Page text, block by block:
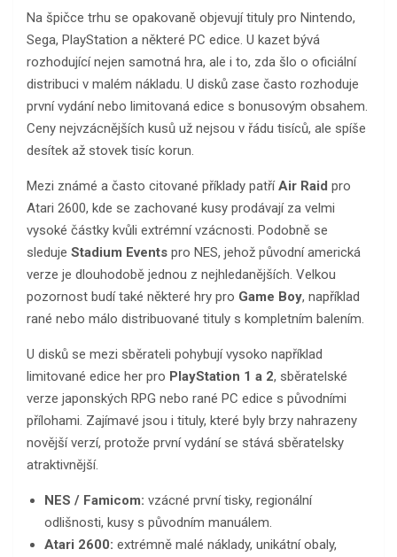
Na špičce trhu se opakovaně objevují tituly pro Nintendo,
Sega, PlayStation a některé PC edice. U kazet bývá
rozhodující nejen samotná hra, ale i to, zda šlo o oficiální
distribuci v malém nákladu. U disků zase často rozhoduje
první vydání nebo limitovaná edice s bonusovým obsahem.
Ceny nejvzácnějších kusů už nejsou v řádu tisíců, ale spíše
desítek až stovek tisíc korun.
Mezi známé a často citované příklady patříAir Raid pro
Atari 2600, kde se zachované kusy prodávají za velmi
vysoké částky kvůli extrémní vzácnosti. Podobně se
sleduje Stadium Events pro NES, jehož původní americká
verze je dlouhodobě jednou z nejhledanějších. Velkou
pozornost budí také některé hry pro Game Boy, například
rané nebo málo distribuované tituly s kompletním balením.
U disků se mezi sběrateli pohybují vysoko například
limitované edice her pro PlayStation 1 a 2, sběratelské
verze japonských RPG nebo rané PC edice s původními
přílohami. Zajímavé jsou i tituly, které byly brzy nahrazeny
novější verzí, protože první vydání se stává sběratelsky
atraktivnější.
NES / Famicom: vzácné první tisky, regionální
odlišnosti, kusy s původním manuálem.
Atari 2600: extrémně malé náklady, unikátní obaly,